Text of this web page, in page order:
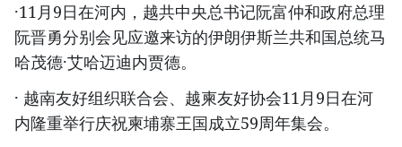
·11月9日在河内，越共中央总书记阮富仲和政府总理
阮晋勇分别会见应邀来访的伊朗伊斯兰共和国总统马
哈茂德·艾哈迈迪内贾德。
· 越南友好组织联合会、越柬友好协会11月9日在河
内隆重举行庆祝柬埔寨王国成立59周年集会。